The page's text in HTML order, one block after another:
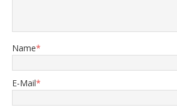
Name*
E-Mail*